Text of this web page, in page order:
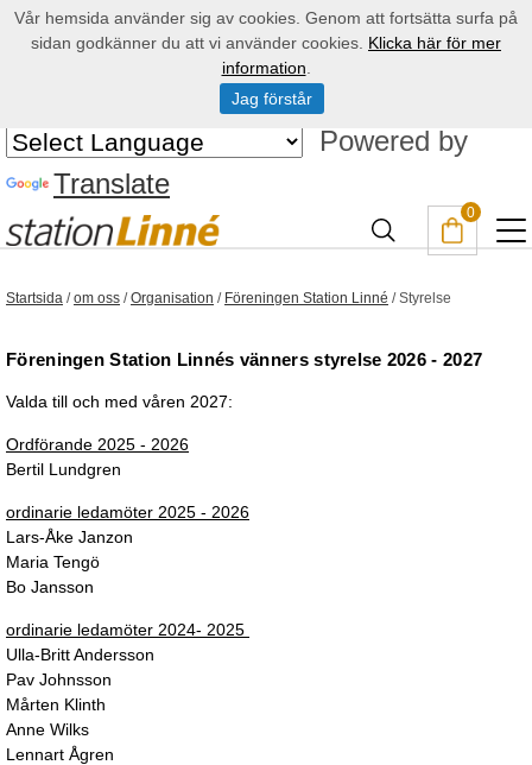
Powered by
Translate
0
Startsida /om oss /Organisation / Föreningen Station Linné /Styrelse
Föreningen Station Linnés vänners styrelse 2026 - 2027
Valda till och med våren 2027:
Ordförande 2025 - 2026
Bertil Lundgren
ordinarie ledamöter 2025 - 2026
Lars-Åke Janzon
Maria Tengö
Bo Jansson
ordinarie ledamöter 2024- 2025
Ulla-Britt Andersson
Pav Johnsson
Mårten Klinth
Anne Wilks
Lennart Ågren
Vår hemsida använder sig av cookies. Genom att fortsätta surfa på
sidan godkänner du att vi använder cookies. Klicka här för mer
information
Jag förstår